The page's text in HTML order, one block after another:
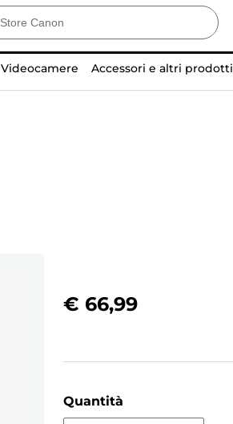
Videocamere Accessori e altri prodotti
€ 66,99
Quantità